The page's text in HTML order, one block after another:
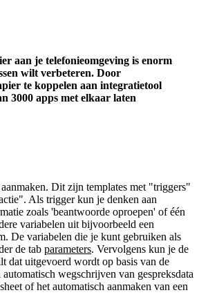
aan je telefonieomgeving is enorm
wilt verbeteren. Door
te koppelen aan integratietool
3000 apps met elkaar laten
Dit zijn templates met "triggers"
Als trigger kun je denken aan
zoals 'beantwoorde oproepen' of één
variabelen uit bijvoorbeeld een
De variabelen die je kunt gebruiken als
de tab parameters. Vervolgens kun je de
dat uitgevoerd wordt op basis van de
wegschrijven van gespreksdata
of het automatisch aanmaken van een